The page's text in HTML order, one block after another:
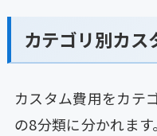
カテゴリ別カス
カスタム費用をカテ
の8分類に分かれま